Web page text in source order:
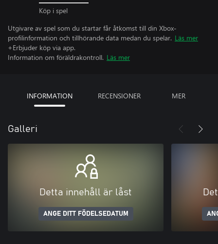
Köp i spel
Utgivare av spel som du startar får åtkomst till din Xbox-
profilinformation och tillhörande data medan du spelar. Läs mer
+Erbjuder köp via app.
Information om föräldrakontroll. Läs mer
INFORMATION RECENSIONER MER
Galleri
Detta innehåll är låst
ANGE DITT FÖDELSEDATUM